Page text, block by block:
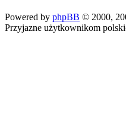
Powered by phpBB © 2000,
Przyjazne użytkownikom